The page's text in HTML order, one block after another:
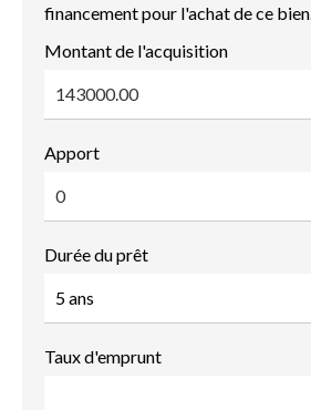
financement pour l'achat de ce bien.
Montant de l'acquisition
Apport
Durée du prêt
Taux d'emprunt